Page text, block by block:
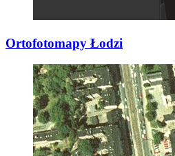
Ortofotomapy Łodzi